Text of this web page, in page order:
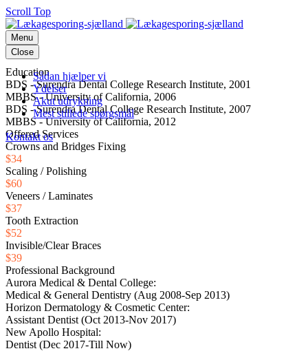
Scroll Top
Menu
Close
Sådan hjælper vi
Ydelser
Akut udrykning
Mest stillede spørgsmål
Kontakt os
Education
BDS - Surendra Dental College Research Institute, 2001
MBBS - University of California, 2006
BDS - Surendra Dental College Research Institute, 2007
MBBS - University of California, 2012
Offered Services
Crowns and Bridges Fixing
$34
Scaling / Polishing
$60
Veneers / Laminates
$37
Tooth Extraction
$52
Invisible/Clear Braces
$39
Professional Background
Aurora Medical & Dental College:
Medical & General Dentistry (Aug 2008-Sep 2013)
Horizon Dermatology & Cosmetic Center:
Assistant Dentist (Oct 2013-Nov 2017)
New Apollo Hospital:
Dentist (Dec 2017-Till Now)